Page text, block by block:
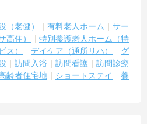
（老健） 有料老人ホーム
サー
高住）
特別養護老人ホーム（特
ス） デイケア（通所リハ）
グ
訪問入浴 訪問看護
訪問診療
齢者住宅地 ショートステイ
養